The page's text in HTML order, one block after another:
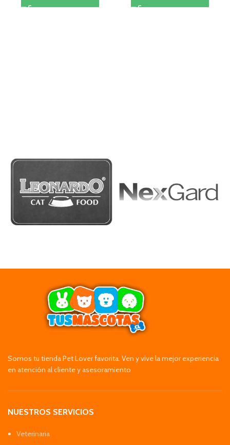
Somos tu tienda Pet Lover favorita. Ven y vive la mejor experiencia
en atención al cliente y asesoramiento
NUESTROS SERVICIOS
Veterinaria